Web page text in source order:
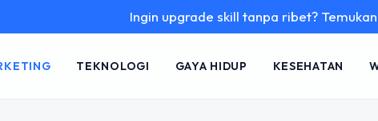
Ingin upgrade skill tanpa ribet? Temukan kelas
TEKNOLOGI GAYA HIDUP KESEHATAN